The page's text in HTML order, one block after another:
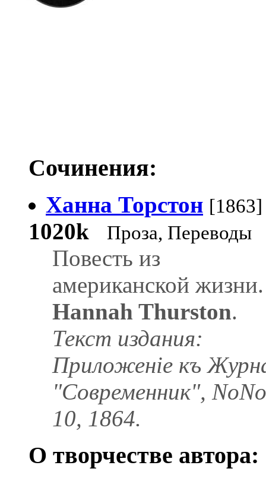
Сочинения:
Ханна Торстон [1863]
1020k Проза, Переводы
Повесть из
американской жизни.
Hannah Thurston.
Текст издания:
Приложеніе къ
"Современник",
10, 1864.
О творчестве автора: